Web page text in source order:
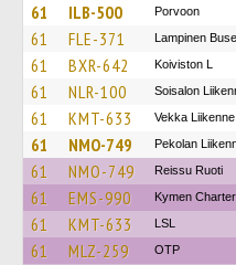
61 ILB-500 Porvoon
61 FLE-371 Lampinen
61 BXR-642 Koiviston L
61 NLR-100 Soisalon
61 KMT-633 Vekka Liikenne
61 NMO-749 Pekolan
61 NMO-749 Reissu Ruoti
61 EMS-990 Kymen
61 KMT-633 LSL
61 MLZ-259 OTP